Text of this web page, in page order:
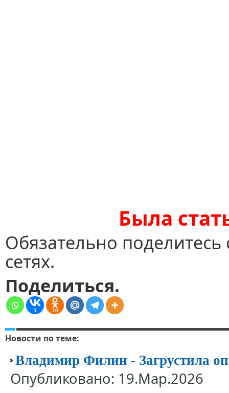
Была
Обязательно
сетях.
Поделиться.
1 10
Новости по теме:
Владимир Филин - Загрустила
Опубликовано: 19.Мар.2026